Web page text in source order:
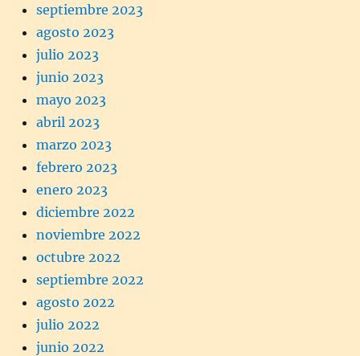
septiembre 2023
agosto 2023
julio 2023
junio 2023
mayo 2023
abril 2023
marzo 2023
febrero 2023
enero 2023
diciembre 2022
noviembre 2022
octubre 2022
septiembre 2022
agosto 2022
julio 2022
junio 2022